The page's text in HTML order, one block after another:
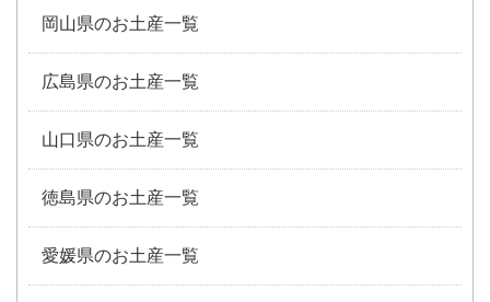
岡山県のお土産一覧
広島県のお土産一覧
山口県のお土産一覧
徳島県のお土産一覧
愛媛県のお土産一覧